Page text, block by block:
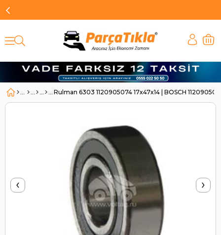
Rulman 6303 1120905074 17x47x14 | BOSCH
‹ ›